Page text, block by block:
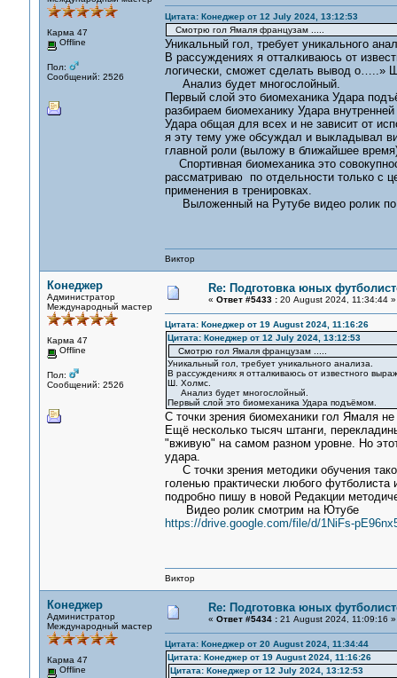
Карма 47
Offline
Пол:
Сообщений: 2526
Цитата: Конеджер от 12 July 2024, 13:12:53
Смотрю гол Ямаля французам .....
Уникальный гол, требует уникального
В рассуждениях я отталкиваюсь от
логически, сможет сделать вывод о…..»
Анализ будет многослойный.
Первый слой это биомеханика Удара
разбираем биомеханику Удара
Удара общая для всех и не зависит от
я эту тему уже обсуждал и выкладывал
главной роли (выложу в ближайшее
Спортивная биомеханика это
рассматриваю по отдельности только с
применения в тренировках.
Выложенный на Рутубе видео ролик по
Виктор
Конеджер
Администратор
Международный мастер
Карма 47
Offline
Пол:
Сообщений: 2526
Re: Подготовка юных
« Ответ #5433 :20 August 2024, 11:34:44 »
Цитата: Конеджер от 19 August 2024, 11:16:26
Цитата: Конеджер от 12 July 2024, 13:12:53
Смотрю гол Ямаля французам .....
Уникальный гол, требует уникального анализа.
В рассуждениях я отталкиваюсь от известного
Ш. Холмс.
Анализ будет многослойный.
Первый слой это биомеханика Удара подъёмом.
С точки зрения биомеханики гол Ямаля
Ещё несколько тысяч штанги,
"вживую" на самом разном уровне. Но
удара.
С точки зрения методики обучения
голенью практически любого
подробно пишу в новой Редакции
Видео ролик смотрим на Ютубе
https://drive.google.com/file/d/1NiFs-
Виктор
Конеджер
Администратор
Международный мастер
Карма 47
Offline
Re: Подготовка юных
« Ответ #5434 :21 August 2024, 11:09:16 »
Цитата: Конеджер от 20 August 2024, 11:34:44
Цитата: Конеджер от 19 August 2024, 11:16:26
Цитата: Конеджер от 12 July 2024, 13:12:53